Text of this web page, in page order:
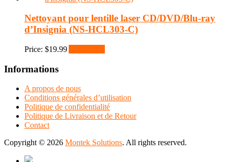
Nettoyant pour lentille laser CD/DVD/Blu-ray
d’Insignia (NS-HCL303-C)
Price: $19.99
Informations
A propos de nous
Conditions générales d’utilisation
Politique de confidentialité
Politique de Livraison et de Retour
Contact
Copyright © 2026 Montek Solutions. All rights reserved.